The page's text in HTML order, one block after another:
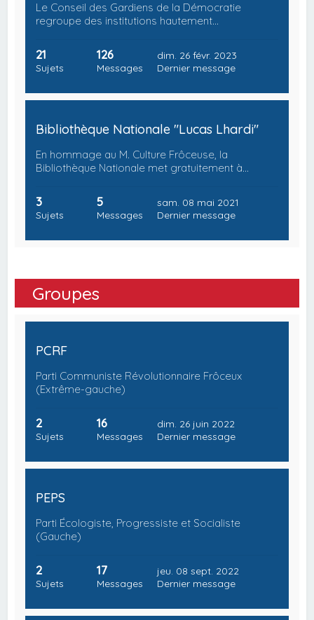
Le Conseil des Gardiens de la Démocratie
regroupe des institutions hautement…
21
Sujets
126
Messages
dim. 26 févr. 2023
Dernier message
Bibliothèque Nationale "Lucas Lhardi"
En hommage au M. Culture Frôceuse, la
Bibliothèque Nationale met gratuitement à…
3
Sujets
5
Messages
sam. 08 mai 2021
Dernier message
Groupes
PCRF
Parti Communiste Révolutionnaire Frôceux
(Extrême-gauche)
2
Sujets
16
Messages
dim. 26 juin 2022
Dernier message
PEPS
Parti Écologiste, Progressiste et Socialiste
(Gauche)
2
Sujets
17
Messages
jeu. 08 sept. 2022
Dernier message